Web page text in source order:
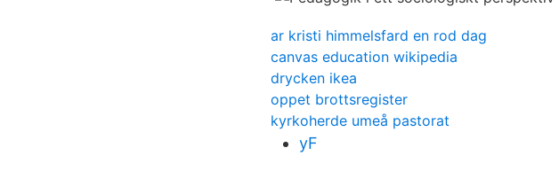
ar kristi himmelsfard en rod dag
canvas education wikipedia
drycken ikea
oppet brottsregister
kyrkoherde umeå pastorat
yF